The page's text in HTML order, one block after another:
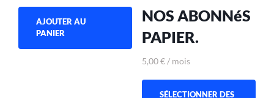
AJOUTER AU
PANIER
NOS ABONNéS
PAPIER.
5,00€/ mois
SÉLECTIONNER DES